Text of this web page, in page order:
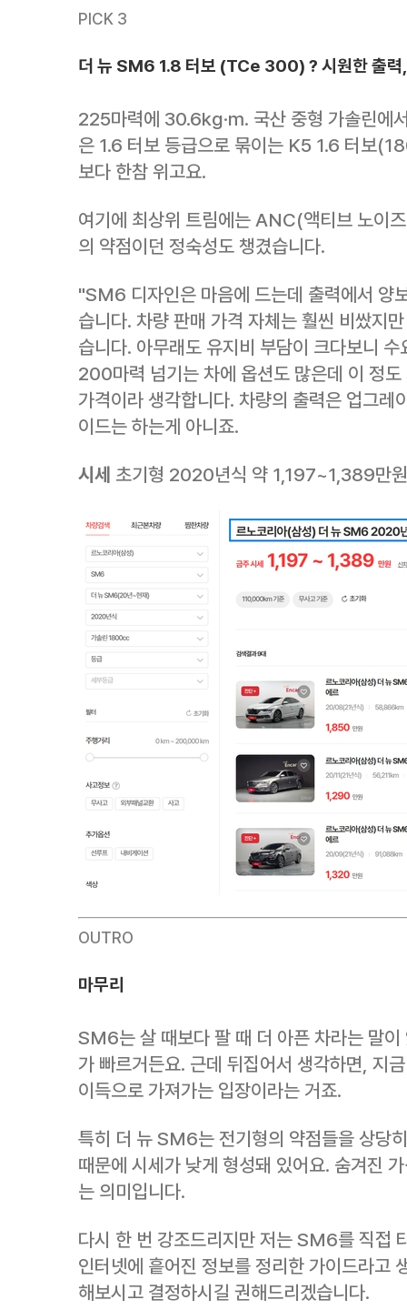
PICK 3
더 뉴 SM6 1.8 터보 (TCe 300) ? 시원한 출력
225마력에 30.6kg·m. 국산 중형 가솔린에
은 1.6 터보 등급으로 묶이는 K5 1.6 터보
보다 한참 위고요.
여기에 최상위 트림에는 ANC(액티브 노이
의 약점이던 정숙성도 챙겼습니다.
"SM6 디자인은 마음에 드는데 출력에서 양
습니다. 차량 판매 가격 자체는 훨씬 비쌌지
습니다. 아무래도 유지비 부담이 크다보니
200마력 넘기는 차에 옵션도 많은데 이 정
가격이라 생각합니다. 차량의 출력은 업그레
이드는 하는게 아니죠.
시세 초기형 2020년식 약 1,197~1,389만
OUTRO
마무리
SM6는 살 때보다 팔 때 더 아픈 차라는 말
가 빠르거든요. 근데 뒤집어서 생각하면, 지
이득으로 가져가는 입장이라는 거죠.
특히 더 뉴 SM6는 전기형의 약점들을 상당
때문에 시세가 낮게 형성돼 있어요. 숨겨진
는 의미입니다.
다시 한 번 강조드리지만 저는 SM6를 직접
인터넷에 흩어진 정보를 정리한 가이드라고
해보시고 결정하시길 권해드리겠습니다.